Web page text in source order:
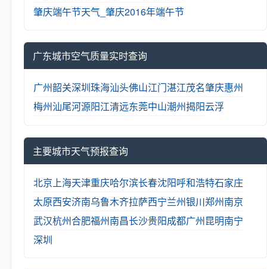
肇庆端午节天气_肇庆2016年端午节
广东城市空气质量实时查询
广州韶关深圳珠海汕头佛山江门湛江茂名肇庆惠州
梅州汕尾河源阳江清远东莞中山潮州揭阳云浮
主要城市天气预报查询
北京 上海天津重庆哈尔滨长春沈阳呼和浩特石家庄
太原西安济南乌鲁木齐拉萨西宁兰州银川郑州南京
武汉杭州合肥福州南昌长沙贵阳成都广州昆明南宁
深圳